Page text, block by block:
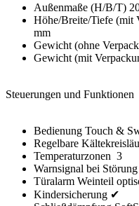
Außenmaße (H/B/T)
Höhe/Breite/Tiefe (mit
mm
Gewicht (ohne
Gewicht (mit
Steuerungen und Funktionen
Bedienung Touch &
Regelbare
Temperaturzonen 3
Warnsignal bei
Türalarm Weinteil
Kindersicherung ✔